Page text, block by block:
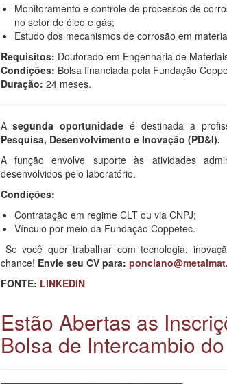
Monitoramento e controle de processos de
no setor de óleo e gás;
Estudo dos mecanismos de corrosão em
Requisitos: Doutorado em Engenharia de
Condições: Bolsa financiada pela Fundação
Duração: 24 meses.
Asegunda oportunidade é destinada a
Pesquisa, Desenvolvimento e Inovação (PD&I).
A função envolve suporte às atividades
desenvolvidos pelo laboratório.
Condições:
Contratação em regime CLT ou via CNPJ;
Vínculo por meio da Fundação Coppetec.
Se você quer trabalhar com tecnologia,
chance! Envie seu CV para:
FONTE: LINKEDIN
Estão Abertas as
Bolsa de Intercambio